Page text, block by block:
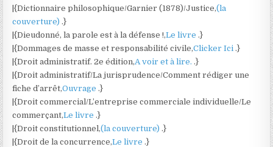
|{Dictionnaire philosophique/Garnier (1878)/Justice,(la
couverture) .}
|{Dieudonné, la parole est à la défense !,Le livre .}
|{Dommages de masse et responsabilité civile,Clicker Ici .}
|{Droit administratif. 2e édition,A voir et à lire. .}
|{Droit administratif/La jurisprudence/Comment rédiger une
fiche d’arrêt,Ouvrage .}
|{Droit commercial/L’entreprise commerciale individuelle/Le
commerçant,Le livre .}
|{Droit constitutionnel,(la couverture) .}
|{Droit de la concurrence,Le livre .}